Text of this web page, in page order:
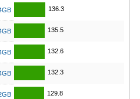
136.3
135.5
132.6
132.3
129.8